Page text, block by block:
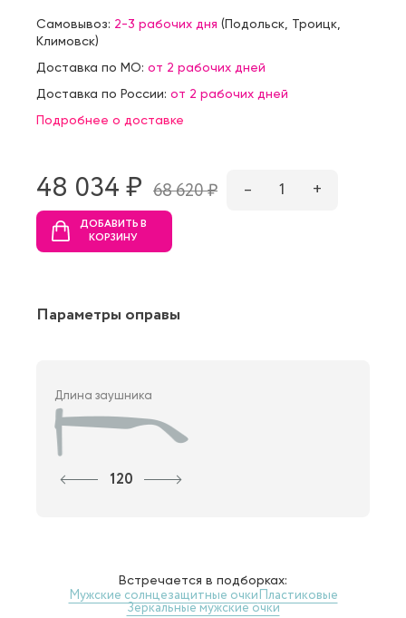
Самовывоз: 2-3 рабочих дня (Подольск Троицк
Климовск)
Доставка по МО: от 2 рабочих дней
Доставка по России: от 2 рабочих дней
Подробнее о доставке
48 034 ₷ 68 620 ₷ – 1 +
ДОБАВИТЬ В
КОРЗИНУ
Параметры оправы
Длина заушника
120
Встречается в подборках:
Мужские солнцезащитные очкиПластиковые
Зеркальные мужские очки